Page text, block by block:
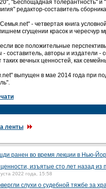
"Беспощадная толерантность" и
редактор-составитель
- четвертая книга
сгущении красок и чересчур
все положительные
- составитель, авторы и издатели -
таких вечных ценностей, как
выпущен в мае 2014 года при
ленты
ранен во время лекции в Нью-
изъятые сто лет назад из
2022 года, 15:58
слухи о судебной тяжбе за